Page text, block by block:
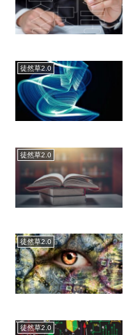
徒然草2.0
徒然草2.0
徒然草2.0
徒然草2.0